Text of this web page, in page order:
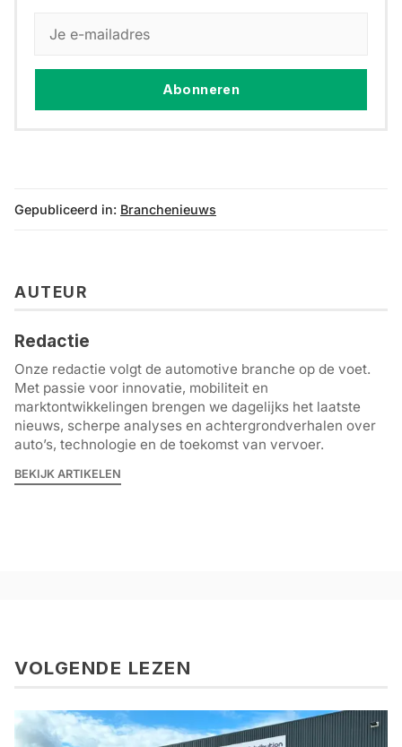
Abonneren
Gepubliceerd in: Branchenieuws
AUTEUR
Redactie
Onze redactie volgt de automotive branche op de voet.
Met passie voor innovatie, mobiliteit en
marktontwikkelingen brengen we dagelijks het laatste
nieuws, scherpe analyses en achtergrondverhalen over
auto’s, technologie en de toekomst van vervoer.
BEKIJK ARTIKELEN
VOLGENDE LEZEN